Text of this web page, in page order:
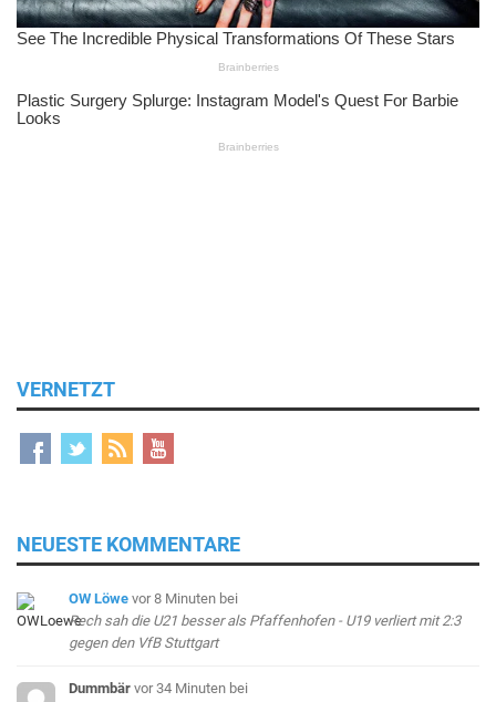
VERNETZT
NEUESTE KOMMENTARE
OW Löwe vor 8 Minuten bei
Rech sah die U21 besser als Pfaffenhofen - U19 verliert mit 2:3
gegen den VfB Stuttgart
Dummbär vor 34 Minuten bei